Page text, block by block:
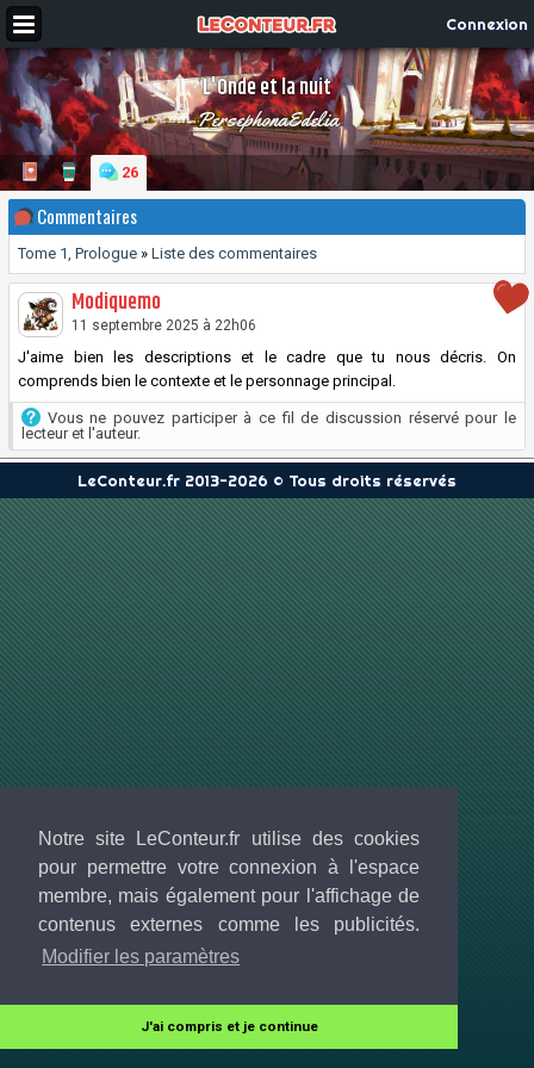
Notre site LeConteur.fr utilise des cookies
pour permettre votre connexion à l'espace
membre, mais également pour l'affichage de
contenus externes comme les publicités.
Modifier les paramètres
J'ai compris et je continue
Connexion
L'Onde et la nuit
PersephonaEdelia
26
Commentaires
Tome 1, Prologue » Liste des commentaires
Modiquemo
11 septembre 2025 à 22h06
J'aime bien les descriptions et le cadre que tu nous décris. On
comprends bien le contexte et le personnage principal.
Vous ne pouvez participer à ce fil de discussion réservé pour le
lecteur et l'auteur.
LeConteur.fr 2013-2026 © Tous droits réservés